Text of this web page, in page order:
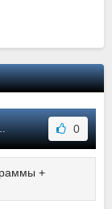
0
+